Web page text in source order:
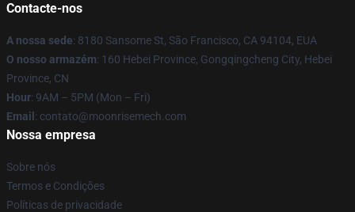
Contacte-nos
A nossa sede: 8180 Sansome St, São Francisco, CA 94104, EUA
O nosso armazém: 160 Hebei Province, Gongqingcheng City, Hebei
Province, CN
Hour: 9AM – 5PM (Mon – Fri)
Email : contato@moonrisemech.com
Nossa empresa
Sobre nós
Termos e Condições
Políticas de privacidade